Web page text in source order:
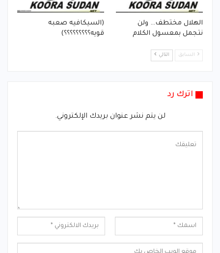
الهلال مختطف… ولن
نتجمل بمعسول الكلام
(السيكافيه صعبه
قويه؟؟؟؟؟؟؟؟؟)
السابق التالي
اترك رد
لن يتم نشر عنوان بريدك الإلكتروني.